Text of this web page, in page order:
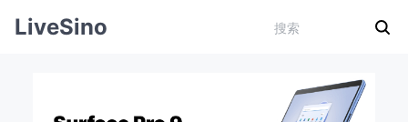
LiveSino